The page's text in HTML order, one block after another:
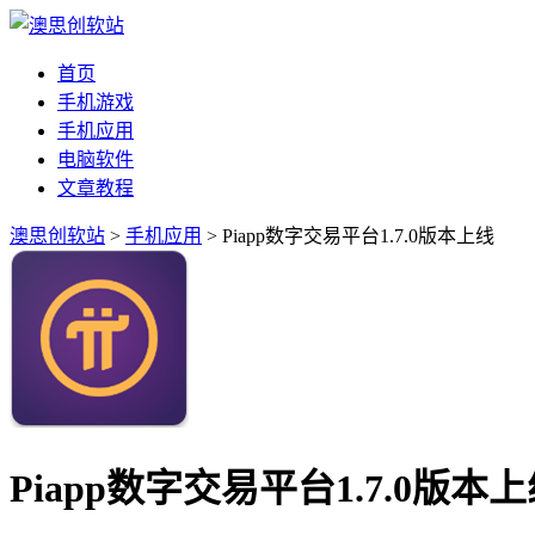
首页
手机游戏
手机应用
电脑软件
文章教程
澳思创软站 > 手机应用 > Piapp数字交易平台1.7.0版本上线
Piapp数字交易平台1.7.0版本